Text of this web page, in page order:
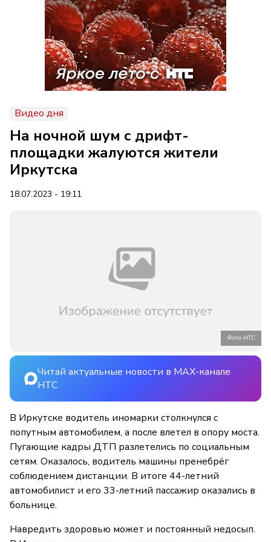
Видео дня
На ночной шум с дрифт-
площадки жалуются жители
Иркутска
18.07.2023 - 19:11
Фото НТС
Читай актуальные новости в MAX-канале
НТС
В Иркутске водитель иномарки столкнулся с
попутным автомобилем, а после влетел в опору моста.
Пугающие кадры ДТП разлетелись по социальным
сетям. Оказалось, водитель машины пренебрёг
соблюдением дистанции. В итоге 44-летний
автомобилист и его 33-летний пассажир оказались в
больнице.
Навредить здоровью может и постоянный недосып.